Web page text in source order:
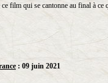
film qui se cantonne au final à ce
: 09 juin 2021